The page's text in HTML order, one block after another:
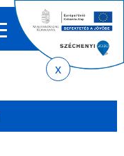
EN HU
űrlap